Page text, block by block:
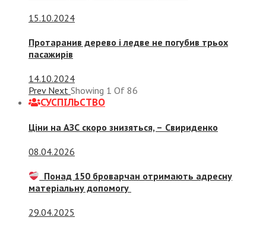
15.10.2024
Протаранив дерево і ледве не погубив трьох
пасажирів
14.10.2024
Prev Next Showing 1 Of 86
СУСПIЛЬСТВО
Ціни на АЗС скоро знизяться, – Свириденко
08.04.2026
Понад 150 броварчан отримають адресну
матеріальну допомогу
29.04.2025